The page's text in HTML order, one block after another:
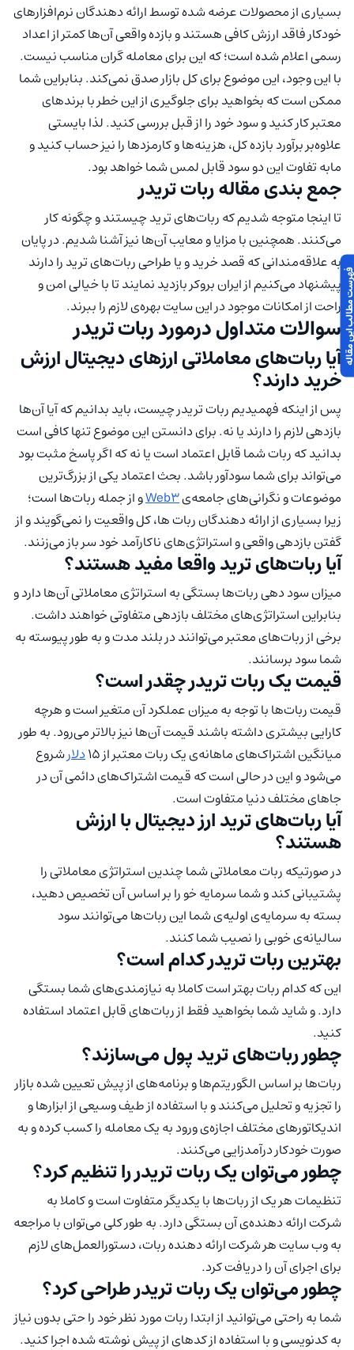
بسیاری از محصولات عرضه شده توسط ارائه دهندگان نرم‌افزار‌های
خودکار فاقد ارزش کافی هستند و بازده واقعی آن‌ها کمتر از اعداد
رسمی اعلام شده است؛ که این برای معامله گران مناسب نیست.
با این وجود، این موضوع برای کل بازار صدق نمی‌کند. بنابراین شما
ممکن است که بخواهید برای جلوگیری از این خطر با برند‌های
معتبر کار کنید و سود خود را از قبل بررسی کنید. لذا بایستی
علاوه‌بر برآورد بازده کل، هزینه‌ها و کارمزد‌ها را نیز حساب کنید و
مابه تفاوت این دو سود قابل لمس شما خواهد بود.
جمع بندی مقاله ربات تریدر
تا اینجا متوجه شدیم که ربات‌های ترید چیستند و چگونه کار
می‌کنند. همچنین با مزایا و معایب آن‌ها نیز آشنا شدیم. در پایان
به علاقه‌مندانی که قصد خرید و یا طراحی ربات‌های ترید را دارند
پیشنهاد می‌کنیم از ایران بروکر بازدید نمایند تا با خیالی امن و
راحت از امکانات موجود در این سایت بهره‌ی لازم را ببرند.
سوالات متداول درمورد ربات تریدر
آیا ربات‌های معاملاتی ارزهای دیجیتال ارزش
خرید دارند؟
پس از اینکه فهمیدیم ربات تریدر چیست، باید بدانیم که آیا آن‌ها
بازدهی لازم را دارند یا نه. برای دانستن این موضوع تنها کافی است
بدانید که ربات شما قابل اعتماد است یا نه که اگر پاسخ مثبت بود
می‌تواند برای شما سودآور باشد. بحث اعتماد یکی از بزرگ‌ترین
موضوعات و نگرانی‌های جامعه‌یWeb3و از جمله ربات‌ها است؛
زیرا بسیاری از ارائه دهندگان ربات ها، کل واقعیت را نمی‌گویند و از
گفتن بازدهی واقعی و استراتژی‌های ناکارآمد خود سر باز می‌زنند.
آیا ربات‌های ترید واقعا مفید هستند؟
میزان سود دهی ربات‌ها بستگی به استراتژی معاملاتی آن‌ها دارد و
بنابراین استراتژی‌های مختلف بازدهی متفاوتی خواهند داشت.
برخی از ربات‌های معتبر می‌توانند در بلند مدت و به طور پیوسته به
شما سود برسانند.
قیمت یک ربات تریدر چقدر است؟
قیمت ربات‌ها با توجه به میزان عملکرد آن متغیر است و هرچه
کارایی بیشتری داشته باشند قیمت آن‌ها نیز بالاتر می‌رود. به طور
میانگین اشتراک‌های ماهانه‌ی یک ربات معتبر از ۱۵
دلارشروع
می‌شود و این در حالی است که قیمت اشتراک‌های دائمی آن در
جاهای مختلف دنیا متفاوت است.
آیا ربات‌های ترید ارز دیجیتال با ارزش
هستند؟
در صورتیکه ربات معاملاتی شما چندین استراتژی معاملاتی را
پشتیبانی کند و شما سرمایه خو را بر اساس آن تخصیص دهید،
بسته به سرمایه‌ی اولیه‌ی شما این ربات‌ها می‌توانند سود
سالیانه‌ی خوبی را نصیب شما کنند.
بهترین ربات تریدر کدام است؟
این که کدام ربات بهتر است کاملا به نیازمندی‌های شما بستگی
دارد. و شاید شما بخواهید فقط از ربات‌های قابل اعتماد استفاده
کنید.
چطور ربات‌های ترید پول می‌سازند؟
ربات‌ها بر اساس الگوریتم‌ها و برنامه‌های از پیش تعیین شده بازار
را تجزیه و تحلیل می‌کنند و با استفاده از طیف وسیعی از ابزار‌ها و
اندیکاتور‌های مختلف اجازه‌ی ورود به یک معامله را کسب کرده و به
صورت خودکار درآمدزایی می‌کنند.
چطور می‌توان یک ربات تریدر را تنظیم کرد؟
تنظیمات هر یک از ربات‌ها با یکدیگر متفاوت است و کاملا به
شرکت ارائه دهنده‌ی آن بستگی دارد. به طور کلی می‌توان با مراجعه
به وب سایت هر شرکت ارائه دهنده ربات، دستورالعمل‌های لازم
برای اجرای آن را دریافت کرد.
چطور می‌توان یک ربات تریدر طراحی کرد؟
شما به راحتی می‌توانید از ابتدا ربات مورد نظر خود را حتی بدون نیاز
به کدنویسی و با استفاده از کد‌های از پیش نوشته شده اجرا کنید.
مقاله